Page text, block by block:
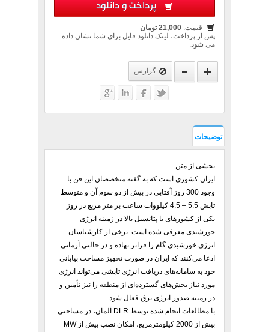
پرداخت و دانلود
قیمت: 21,000 تومان
پس از پرداخت، لینک دانلود فایل برای شما نشان داده
می شود.
گزارش
توضیحات
بخشی از متن:
ایران کشوری است که به گفته متخصصان این فن با
وجود 300 روز آفتابی در بیش از دو سوم آن و متوسط
تابش 5.5 – 4.5 کیلووات ساعت بر متر مربع در روز
یکی از کشورهای با پتانسیل بالا در زمینه انرژی
خورشیدی معرفی شده است. برخی از کارشناسان
انرژی خورشیدی گام را فراتر نهاده و در حالتی آرمانی
ادعا می‌کنند که ایران در صورت تجهیز مساحت بیابانی
خود به سامانه‌های دریافت انرژی تابشی می‌تواند انرژی
مورد نیاز بخش‌های گسترده‌ای از منطقه را نیز تأمین و
در زمینه‌ صدور انرژی برق فعال شود.
با مطالعات انجام شده توسط DLR آلمان، در مساحتی
بیش از 2000 کیلومترمربع، امکان نصب بیش از MW